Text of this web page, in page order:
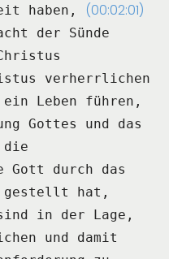
haben,
(00:02:01)
der Sünde
verherrlichen
Leben führen,
Gottes
und das
Gott durch das
gestellt hat,
in der Lage,
und damit